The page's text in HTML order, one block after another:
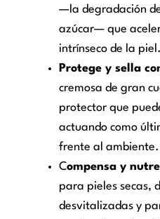
—la degradación
azúcar— que
intrínseco de la piel.
Protege y sella
cremosa de gran
protector que
actuando como
frente al ambiente.
Compensa y
para pieles secas,
desvitalizadas y